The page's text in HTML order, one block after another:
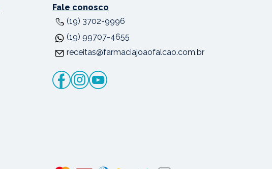
Fale conosco
(19) 3702-9996
(19) 99707-4655
receitas@farmaciajoaofalcao.com.br